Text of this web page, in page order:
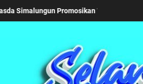
Keseriusan Pemkab Simalungun